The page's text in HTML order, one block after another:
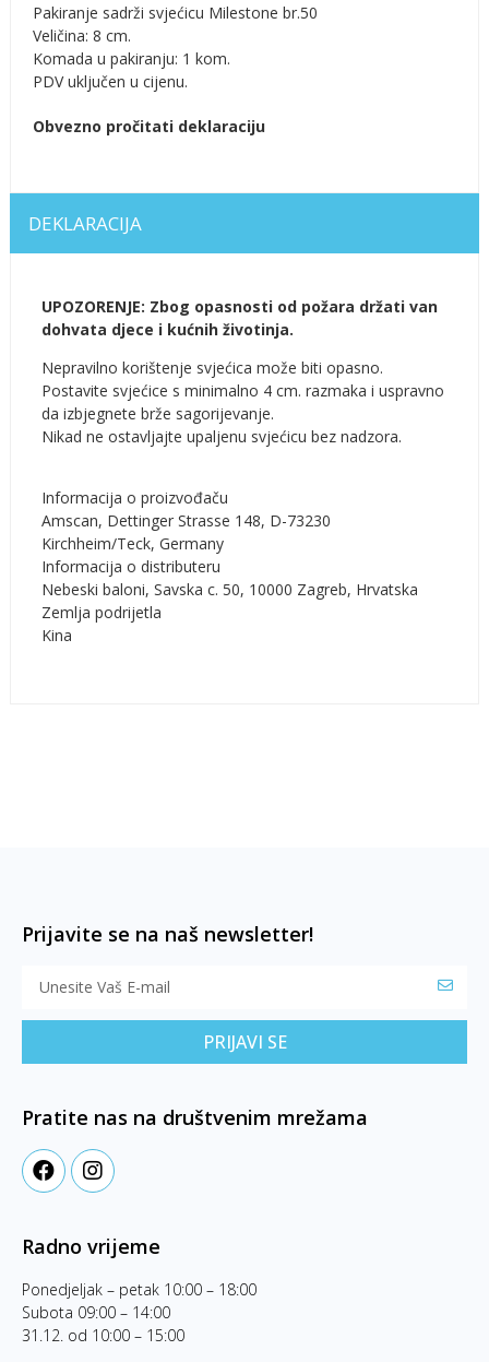
Pakiranje sadrži svjećicu Milestone br.50
Veličina: 8 cm.
Komada u pakiranju: 1 kom.
PDV uključen u cijenu.
Obvezno pročitati deklaraciju
DEKLARACIJA
UPOZORENJE: Zbog opasnosti od požara držati van
dohvata djece i kućnih životinja.
Nepravilno korištenje svjećica može biti opasno.
Postavite svjećice s minimalno 4 cm. razmaka i uspravno
da izbjegnete brže sagorijevanje.
Nikad ne ostavljajte upaljenu svjećicu bez nadzora.
Informacija o proizvođaču
Amscan, Dettinger Strasse 148, D-73230
Kirchheim/Teck, Germany
Informacija o distributeru
Nebeski baloni, Savska c. 50, 10000 Zagreb, Hrvatska
Zemlja podrijetla
Kina
Prijavite se na naš newsletter!
PRIJAVI SE
Pratite nas na društvenim mrežama
Radno vrijeme
Ponedjeljak – petak 10:00 – 18:00
Subota 09:00 – 14:00
31.12. od 10:00 – 15:00